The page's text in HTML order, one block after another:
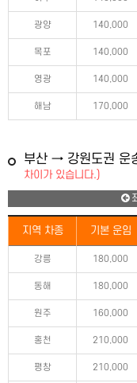
광양 140,000
목포 140,000
영광 140,000
해남 170,000
부산 → 강원도권 운
차이가 있습니다.)
지역 차종 기본 운임
강릉 180,000
동해 180,000
원주 160,000
홍천 210,000
평창 210,000